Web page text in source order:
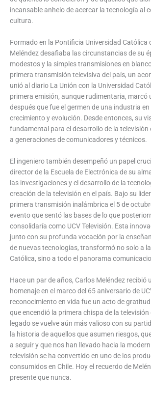
incansable anhelo de acercar la tecnología al
cultura.
Formado en la Pontificia Universidad Católica
Meléndez desafiaba las circunstancias de su
modestos y la simples transmisiones en
primera transmisión televisiva del país, un
unió al diario La Unión con la Universidad
primera emisión, aunque rudimentaria, marcó
después que fue el germen de una industria
crecimiento y evolución. Desde entonces, su
fundamental para el desarrollo de la televisión
a generaciones de comunicadores y técnicos.
El ingeniero también desempeñó un papel
director de la Escuela de Electrónica de su
las investigaciones y el desarrollo de la
creación de la televisión en el país. Bajo su
primera transmisión inalámbrica el 5 de
evento que sentó las bases de lo que
consolidaría como UCV Televisión. Esta
junto con su profunda vocación por la
de nuevas tecnologías, transformó no solo a
Católica, sino a todo el panorama
Hace un par de años, Carlos Meléndez recibió
homenaje en el marco del 65 aniversario de
reconocimiento en vida fue un acto de
que encendió la primera chispa de la televisión
legado se vuelve aún más valioso con su
la historia de aquellos que asumen riesgos,
a seguir y que nos han llevado hacia la
televisión se ha convertido en uno de los
consumidos en Chile. Hoy el recuerdo de
presente que nunca.